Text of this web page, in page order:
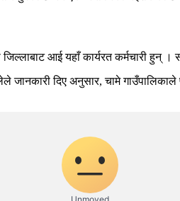
जिल्लाबाट आई यहाँ कार्यरत कर्मचारी
जानकारी दिए अनुसार, चामे